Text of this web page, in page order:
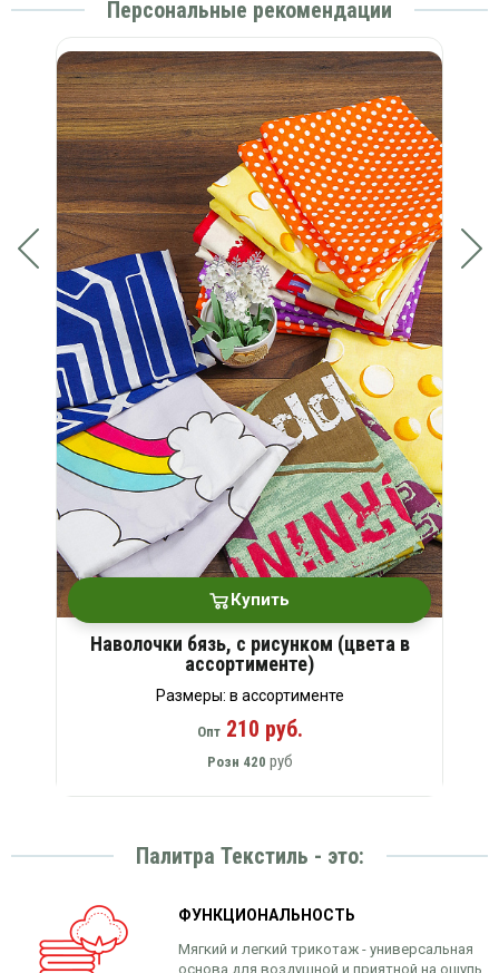
Персональные рекомендации
Купить
Наволочки бязь, с рисунком (цвета в
ассортименте)
Размеры: в ассортименте
Опт210 руб.
Розн 420 руб
Палитра Текстиль - это:
ФУНКЦИОНАЛЬНОСТЬ
Мягкий и легкий трикотаж - универсальная
основа для воздушной и приятной на ощупь